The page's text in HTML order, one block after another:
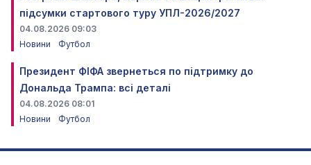
підсумки стартового туру УПЛ-2026/2027
04.08.2026 09:03
Новини
Футбол
Президент ФІФА звернеться по підтримку до
Дональда Трампа: всі деталі
04.08.2026 08:01
Новини
Футбол